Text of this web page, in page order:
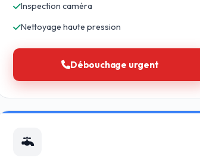
Inspection caméra
Nettoyage haute pression
Débouchage urgent